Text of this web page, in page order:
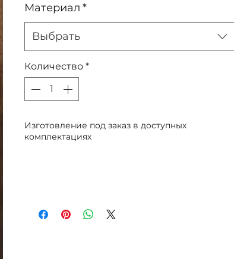
Материал *
Выбрать
Количество *
Изготовление под заказ в доступных
комплектациях